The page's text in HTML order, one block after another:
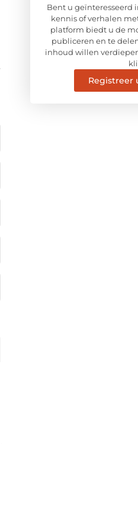
Bent u geïnteresseerd
kennis of verhalen
platform biedt u de
publiceren en te
inhoud willen
Registreer